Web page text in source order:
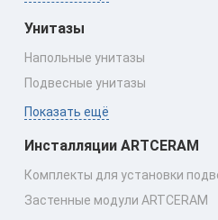
Унитазы
Напольные унитазы
Подвесные унитазы
Показать ещё
Инсталляции ARTCERAM
Комплекты для установки
Застенные модули ARTCERAM